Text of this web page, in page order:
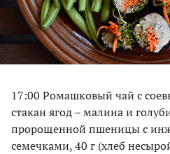
17:00 Ромашковый чай с
стакан ягод – малина и
пророщенной пшеницы с
семечками, 40 г (хлеб